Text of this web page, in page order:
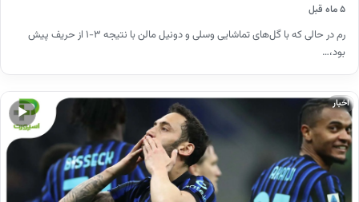
۵ ماه قبل
رم در حالی که با گل‌های تماشایی وسلی و دونیل مالن با نتیجه ۳-۱ از حریف پیش
بود،…
▶
اخبار